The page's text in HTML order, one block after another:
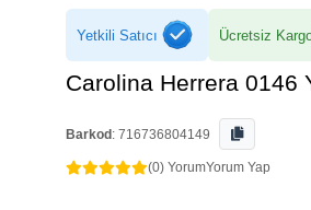
Yetkili Satıcı Ücretsiz
Carolina Herrera 0146
Barkod : 716736804149
(0) YorumYorum Yap